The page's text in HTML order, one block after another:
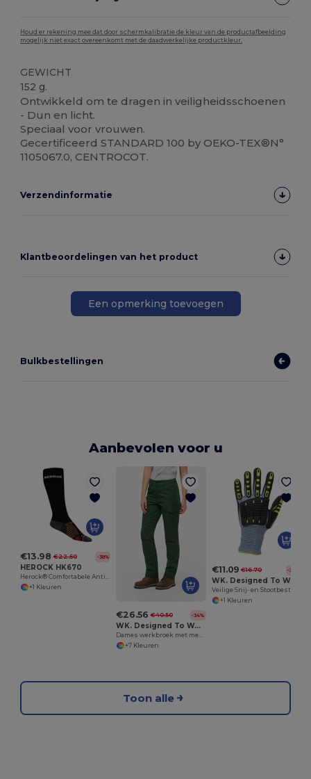
Houd er rekening mee dat door schermkalibratie de kleur van de productafbeelding
mogelijk niet exact overeenkomt met de daadwerkelijke productkleur.
GEWICHT
152 g.
Ontwikkeld om te dragen in veiligheidsschoenen
- Dun en licht.
Speciaal voor vrouwen.
Gecertificeerd STANDARD 100 by OEKO-TEX®N°
1105067.0, CENTROCOT.
Verzendinformatie
Klantbeoordelingen van het product
Een opmerking toevoegen
Bulkbestellingen
Aanbevolen voor u
€13.98 €22.50 -38%
HEROCK HK670
Herock® Comfortabele Antibacteriële Compressiesokken
+1 Kleuren
€26.56 €40.50 -34%
WK. Designed To Work WK741
Dames werkbroek met meerdere zakken
+7 Kleuren
€11.09 €16.70 -34%
WK. Designed To Work WKP710
+1 Kleuren
Toon alle